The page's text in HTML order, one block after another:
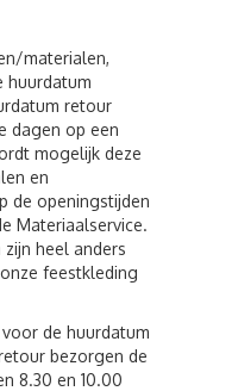
materialen,
huurdatum
retour
dagen op een
mogelijk deze
en
de openingstijden
Materiaalservice.
heel anders
feestkleding
de huurdatum
bezorgen de
8.30 en 10.00